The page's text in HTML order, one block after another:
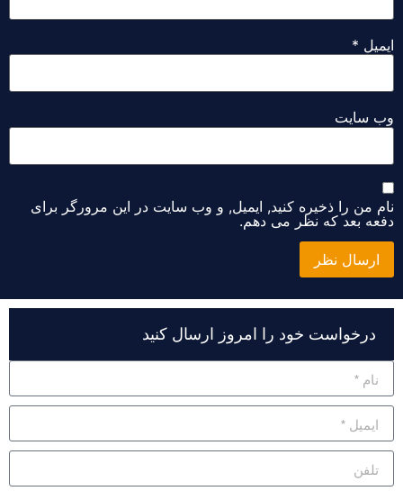
*
سایت
من را ذخیره کنید, ایمیل, و وب سایت در این مرورگر برای
بعد که نظر می دهم.
درخواست خود را امروز ارسال کنید